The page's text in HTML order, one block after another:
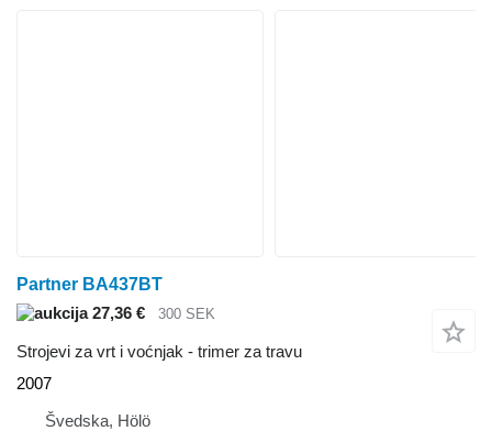
Partner BA437BT
27,36 €
300 SEK
Strojevi za vrt i voćnjak - trimer za travu
2007
Švedska, Hölö